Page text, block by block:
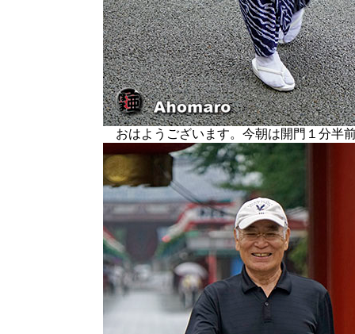
おはようございます。今朝は開門１分半